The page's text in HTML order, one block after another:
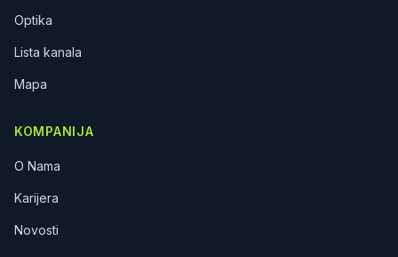
Optika
Lista kanala
Mapa
KOMPANIJA
O Nama
Karijera
Novosti